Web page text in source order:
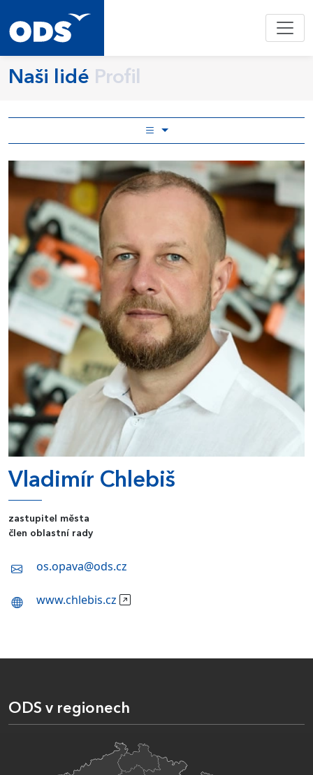
Naši lidé Profil
Vladimír Chlebiš
zastupitel města
člen oblastní rady
os.opava@ods.cz
www.chlebis.cz
ODS v regionech